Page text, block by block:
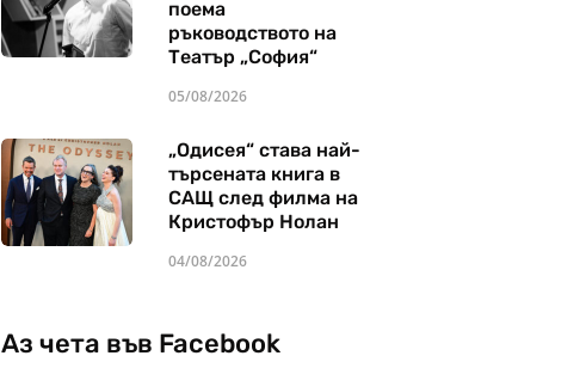
поема
ръководството на
Театър „София“
05/08/2026
„Одисея“ става най-
търсената книга в
САЩ след филма на
Кристофър Нолан
04/08/2026
Аз чета във Facebook